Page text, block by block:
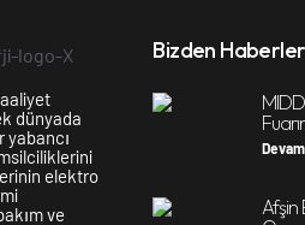
dünyada
yabancı
elektro
ve
Bizden Haberler
Afşin